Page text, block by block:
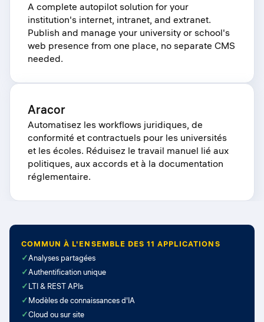
A complete autopilot solution for your
institution's internet, intranet, and extranet.
Publish and manage your university or school's
web presence from one place, no separate CMS
needed.
Aracor
Automatisez les workflows juridiques, de
conformité et contractuels pour les universités
et les écoles. Réduisez le travail manuel lié aux
politiques, aux accords et à la documentation
réglementaire.
COMMUN À L'ENSEMBLE DES 11 APPLICATIONS
✓Analyses partagées
✓Authentification unique
✓LTI & REST APIs
✓Modèles de connaissances d'IA
✓Cloud ou sur site